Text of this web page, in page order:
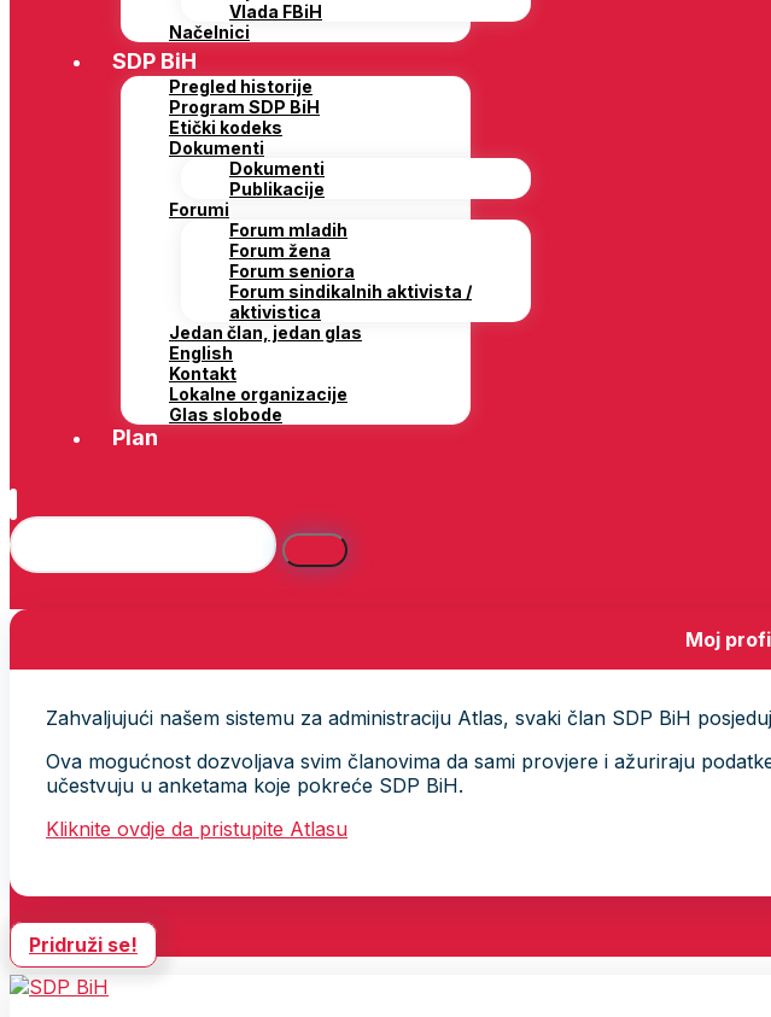
Vlada FBiH
Načelnici
SDP BiH
Pregled historije
Program SDP BiH
Etički kodeks
Dokumenti
Dokumenti
Publikacije
Forumi
Forum mladih
Forum žena
Forum seniora
Forum sindikalnih aktivista /
aktivistica
Jedan član, jedan glas
English
Kontakt
Lokalne organizacije
Glas slobode
Plan
Moj
Zahvaljujući našem sistemu za administraciju Atlas, svaki član SDP BiH
Ova mogućnost dozvoljava svim članovima da sami provjere i ažuriraju
učestvuju u anketama koje pokreće SDP BiH.
Kliknite ovdje da pristupite Atlasu
Pridruži se!